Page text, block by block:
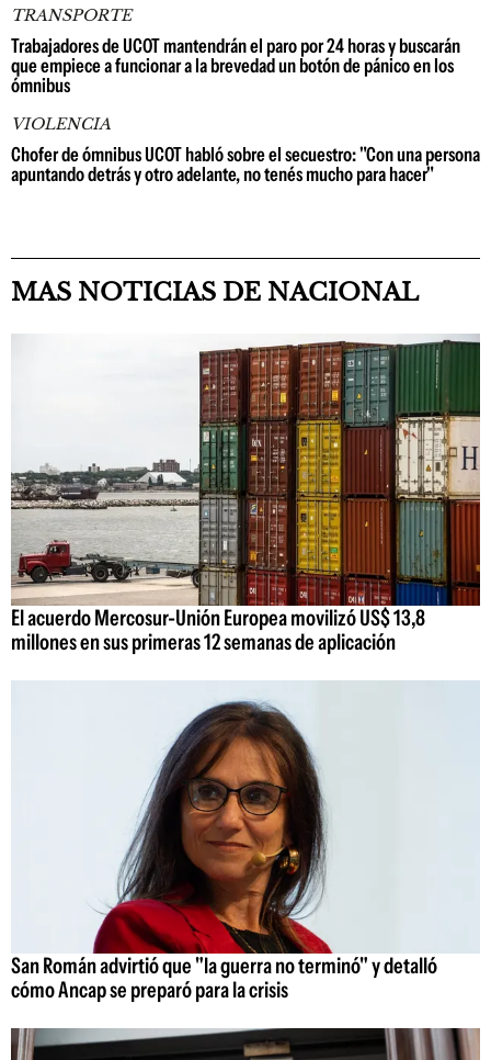
TRANSPORTE
Trabajadores de UCOT mantendrán el paro por 24 horas y buscarán
que empiece a funcionar a la brevedad un botón de pánico en los
ómnibus
VIOLENCIA
Chofer de ómnibus UCOT habló sobre el secuestro: "Con una persona
apuntando detrás y otro adelante, no tenés mucho para hacer"
MAS NOTICIAS DE NACIONAL
El acuerdo Mercosur-Unión Europea movilizó US$ 13,8
millones en sus primeras 12 semanas de aplicación
San Román advirtió que "la guerra no terminó" y detalló
cómo Ancap se preparó para la crisis